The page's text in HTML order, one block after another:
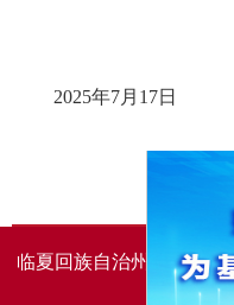
2025年7月17日
临夏回族自治州人民政府
府